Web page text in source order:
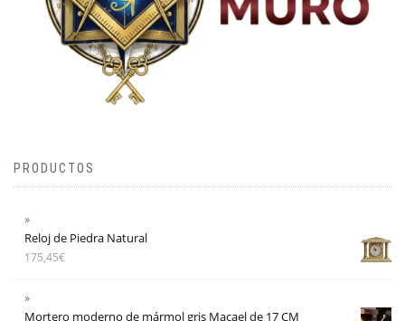
PRODUCTOS
Reloj de Piedra Natural
175,45€
Mortero moderno de mármol gris Macael de 17 CM